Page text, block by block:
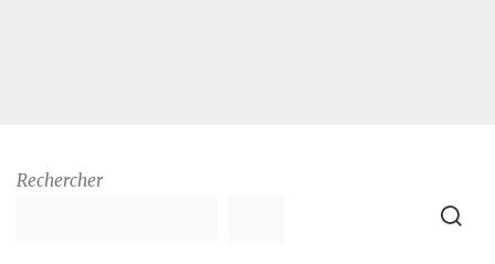
Rechercher